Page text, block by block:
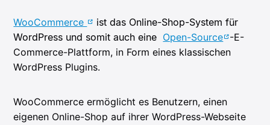
WooCommerce
ist das Online-Shop-System für
WordPress und somit auch eine Open-Source -E-
Commerce-Plattform, in Form eines klassischen
WordPress Plugins.
WooCommerce ermöglicht es Benutzern, einen
eigenen Online-Shop auf ihrer WordPress-Webseite